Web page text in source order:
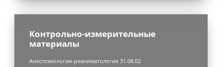
Контрольно-измерительные
материалы
Анестезиология-реаниматология 31.08.02